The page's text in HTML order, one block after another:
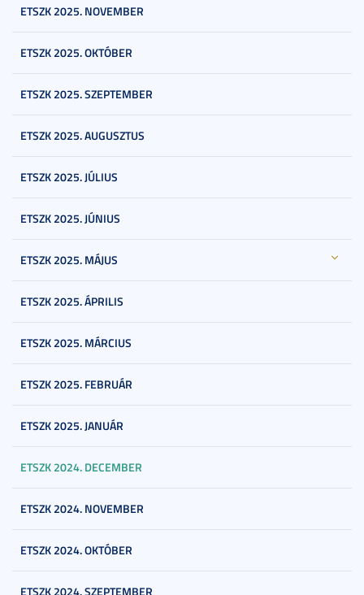
ETSZK 2025. NOVEMBER
ETSZK 2025. OKTÓBER
ETSZK 2025. SZEPTEMBER
ETSZK 2025. AUGUSZTUS
ETSZK 2025. JÚLIUS
ETSZK 2025. JÚNIUS
ETSZK 2025. MÁJUS
ETSZK 2025. ÁPRILIS
ETSZK 2025. MÁRCIUS
ETSZK 2025. FEBRUÁR
ETSZK 2025. JANUÁR
ETSZK 2024. DECEMBER
ETSZK 2024. NOVEMBER
ETSZK 2024. OKTÓBER
ETSZK 2024. SZEPTEMBER